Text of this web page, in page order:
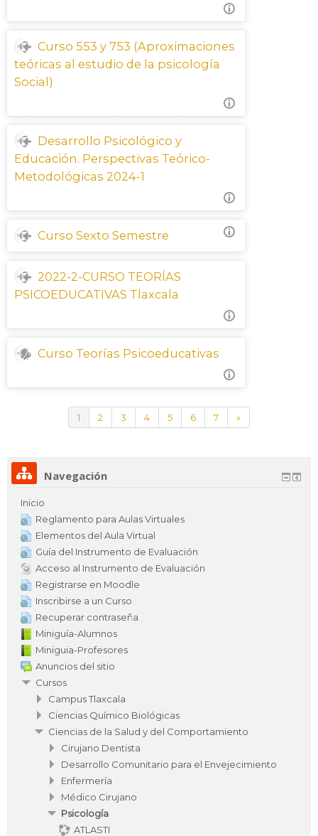
Curso 553 y 753 (Aproximaciones
teóricas al estudio de la psicología
Social)
Desarrollo Psicológico y
Educación. Perspectivas Teórico-
Metodológicas 2024-1
Curso Sexto Semestre
2022-2-CURSO TEORÍAS
PSICOEDUCATIVAS Tlaxcala
Curso Teorías Psicoeducativas
1 (actual)
2 3 4 5 6 7 »Siguiente
Navegación
Inicio
Reglamento para Aulas Virtuales
Elementos del Aula Virtual
Guía del Instrumento de Evaluación
Acceso al Instrumento de Evaluación
Registrarse en Moodle
Inscribirse a un Curso
Recuperar contraseña
Miniguía-Alumnos
Miniguia-Profesores
Anuncios del sitio
Cursos
Campus Tlaxcala
Ciencias Químico Biológicas
Ciencias de la Salud y del Comportamiento
Cirujano Dentista
Desarrollo Comunitario para el Envejecimiento
Enfermería
Médico Cirujano
Psicología
ATLASTI